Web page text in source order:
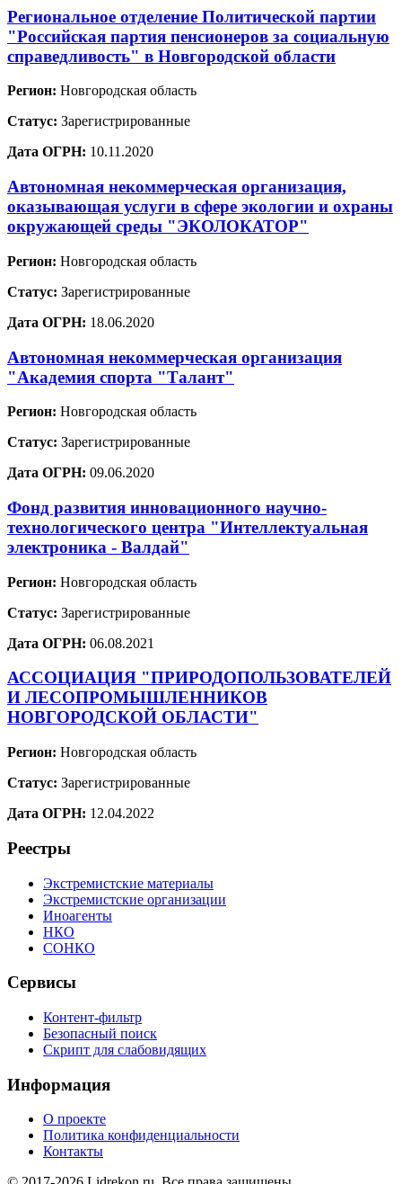
Региональное отделение Политической партии
"Российская партия пенсионеров за социальную
справедливость" в Новгородской области
Регион: Новгородская область
Статус: Зарегистрированные
Дата ОГРН: 10.11.2020
Автономная некоммерческая организация,
оказывающая услуги в сфере экологии и охраны
окружающей среды "ЭКОЛОКАТОР"
Регион: Новгородская область
Статус: Зарегистрированные
Дата ОГРН: 18.06.2020
Автономная некоммерческая организация
"Академия спорта "Талант"
Регион: Новгородская область
Статус: Зарегистрированные
Дата ОГРН: 09.06.2020
Фонд развития инновационного научно-
технологического центра "Интеллектуальная
электроника - Валдай"
Регион: Новгородская область
Статус: Зарегистрированные
Дата ОГРН: 06.08.2021
АССОЦИАЦИЯ "ПРИРОДОПОЛЬЗОВАТЕЛЕЙ
И ЛЕСОПРОМЫШЛЕННИКОВ
НОВГОРОДСКОЙ ОБЛАСТИ"
Регион: Новгородская область
Статус: Зарегистрированные
Дата ОГРН: 12.04.2022
Реестры
Экстремистские материалы
Экстремистские организации
Иноагенты
НКО
СОНКО
Сервисы
Контент-фильтр
Безопасный поиск
Скрипт для слабовидящих
Информация
О проекте
Политика конфиденциальности
Контакты